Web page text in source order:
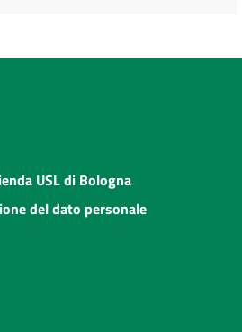
USL di Bologna
del dato personale